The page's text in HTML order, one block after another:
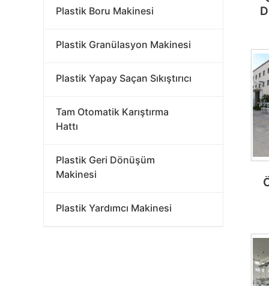
Plastik Boru Makinesi
Plastik Granülasyon Makinesi
Plastik Yapay Saçan Sıkıştırıcı
Tam Otomatik Karıştırma
Hattı
Plastik Geri Dönüşüm
Makinesi
Plastik Yardımcı Makinesi